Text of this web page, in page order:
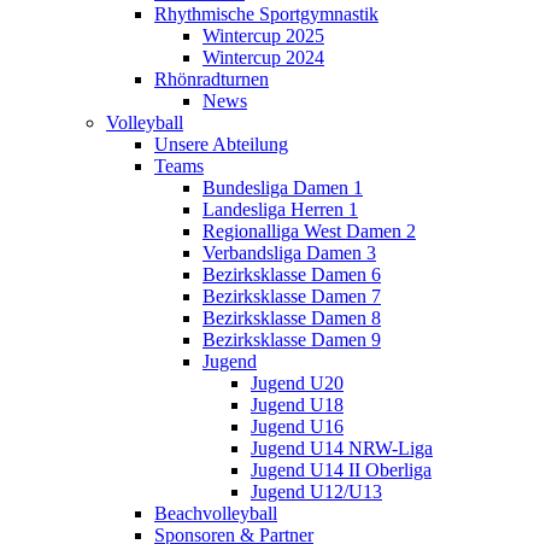
Rhythmische Sportgymnastik
Wintercup 2025
Wintercup 2024
Rhönradturnen
News
Volleyball
Unsere Abteilung
Teams
Bundesliga Damen 1
Landesliga Herren 1
Regionalliga West Damen 2
Verbandsliga Damen 3
Bezirksklasse Damen 6
Bezirksklasse Damen 7
Bezirksklasse Damen 8
Bezirksklasse Damen 9
Jugend
Jugend U20
Jugend U18
Jugend U16
Jugend U14 NRW-Liga
Jugend U14 II Oberliga
Jugend U12/U13
Beachvolleyball
Sponsoren & Partner